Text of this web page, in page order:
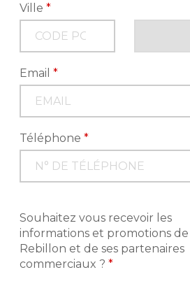
Ville*
Email*
Téléphone*
Souhaitez vous recevoir les
informations et promotions de
Rebillon et de ses partenaires
commerciaux ?*